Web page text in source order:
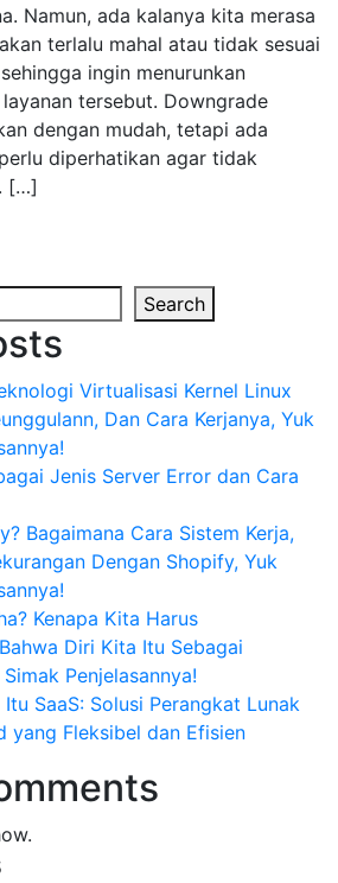
Namun, ada kalanya kita merasa
terlalu mahal atau tidak sesuai
ingin menurunkan
tersebut. Downgrade
dengan mudah, tetapi ada
diperhatikan agar tidak
[…]
Search
Virtualisasi Kernel Linux
Dan Cara Kerjanya, Yuk
Jenis Server Error dan Cara
Bagaimana Cara Sistem Kerja,
Dengan Shopify, Yuk
Kenapa Kita Harus
Diri Kita Itu Sebagai
Penjelasannya!
SaaS: Solusi Perangkat Lunak
yang Fleksibel dan Efisien